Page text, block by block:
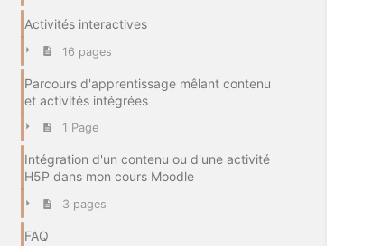
Activités interactives
16 pages
Parcours d'apprentissage mêlant contenu
et activités intégrées
1 Page
Intégration d'un contenu ou d'une activité
H5P dans mon cours Moodle
3 pages
FAQ